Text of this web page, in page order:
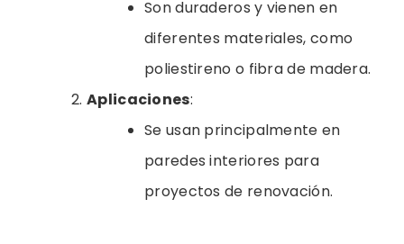
Son duraderos y vienen en
diferentes materiales, como
poliestireno o fibra de madera.
Aplicaciones:
Se usan principalmente en
paredes interiores para
proyectos de renovación.